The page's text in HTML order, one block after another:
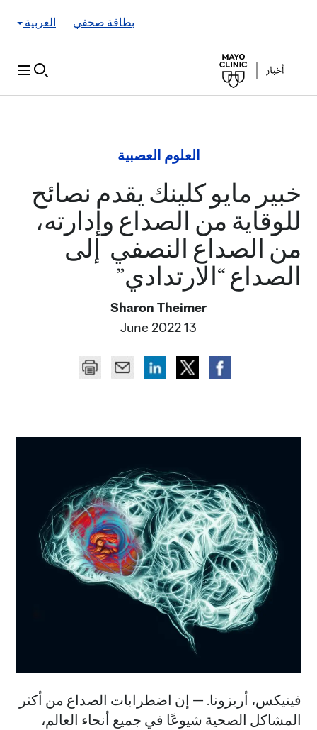
العربية
بطاقة صحفي
العلوم العصبية
خبير مايو كلينك يقدم نصائح
للوقاية من الصداع وإدارته،
من الصداع النصفي إلى
الصداع “الارتدادي”
Sharon Theimer
13 June 2022
فينيكس، أريزونا. — إن اضطرابات الصداع من أكثر
المشاكل الصحية شيوعًا في جميع أنحاء العالم،